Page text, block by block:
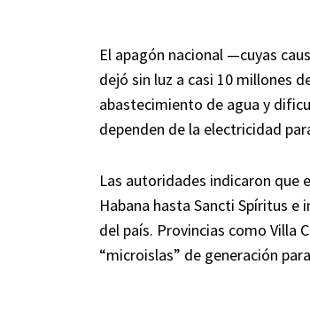
El apagón nacional —cuyas
dejó sin luz a casi 10 millones
abastecimiento de agua y
dependen de la electricidad
Las autoridades indicaron que
Habana hasta Sancti Spíritus
del país. Provincias como Villa
“microislas” de generación